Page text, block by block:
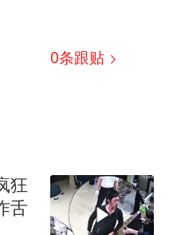
0条跟贴
狂
舌